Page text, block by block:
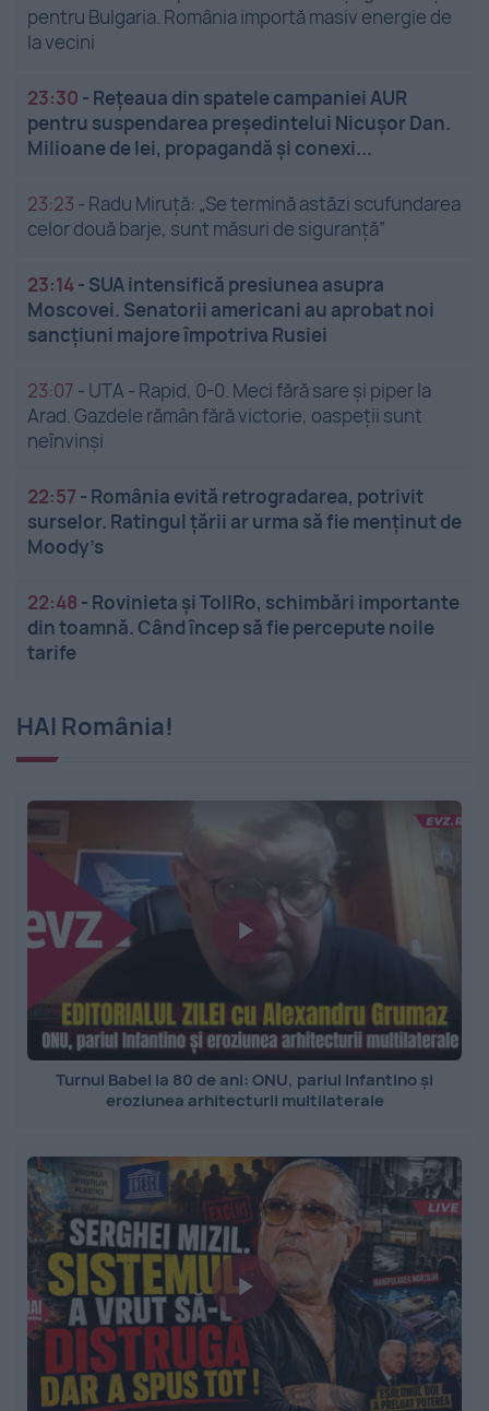
pentru Bulgaria. România importă masiv energie de
la vecini
23:30 - Rețeaua din spatele campaniei AUR
pentru suspendarea președintelui Nicușor Dan.
Milioane de lei, propagandă și conexi...
23:23 - Radu Miruță: „Se termină astăzi scufundarea
celor două barje, sunt măsuri de siguranţă”
23:14- SUA intensifică presiunea asupra
Moscovei. Senatorii americani au aprobat noi
sancțiuni majore împotriva Rusiei
23:07 - UTA - Rapid, 0-0. Meci fără sare și piper la
Arad. Gazdele rămân fără victorie, oaspeții sunt
neînvinși
22:57 - România evită retrogradarea, potrivit
surselor. Ratingul țării ar urma să fie menținut de
Moody’s
22:48 - Rovinieta și TollRo, schimbări importante
din toamnă. Când încep să fie percepute noile
tarife
HAI România!
Turnul Babel la 80 de ani: ONU, pariul Infantino și
eroziunea arhitecturii multilaterale